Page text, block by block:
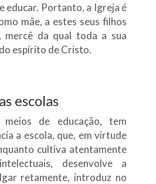
educar. Portanto, a Igreja é
mãe, a estes seus filhos
mercê da qual toda a sua
espírito de Cristo.
escolas
de educação, tem
a escola, que, em virtude
cultiva atentamente
desenvolve a
retamente, introduz no